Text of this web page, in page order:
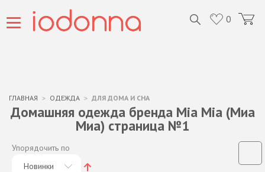
0
ГЛАВНАЯ ОДЕЖДА ДЛЯ ДОМА И СНА
Домашняя одежда бренда Mia Mia (Mиа
Mиа) страница №1
Упорядочить по
Новинки